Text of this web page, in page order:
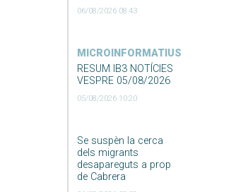
06/08/2026 08:43
MICROINFORMATIUS
RESUM IB3 NOTÍCIES
VESPRE 05/08/2026
05/08/2026 10:20
Se suspèn la cerca
dels migrants
desapareguts a prop
de Cabrera